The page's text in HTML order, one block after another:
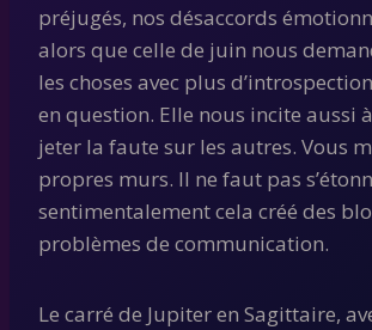
préjugés, nos désaccords
alors que celle de juin nous
les choses avec plus
en question. Elle nous incite aussi
jeter la faute sur les autres. Vous
propres murs. Il ne faut pas
sentimentalement cela créé des
problèmes de communication.
Le carré de Jupiter en Sagittaire,